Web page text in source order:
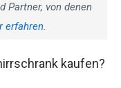
Partner, von denen
erfahren.
kaufen?